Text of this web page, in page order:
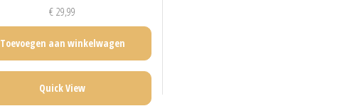
€29,99
Toevoegen aan winkelwagen
Quick View